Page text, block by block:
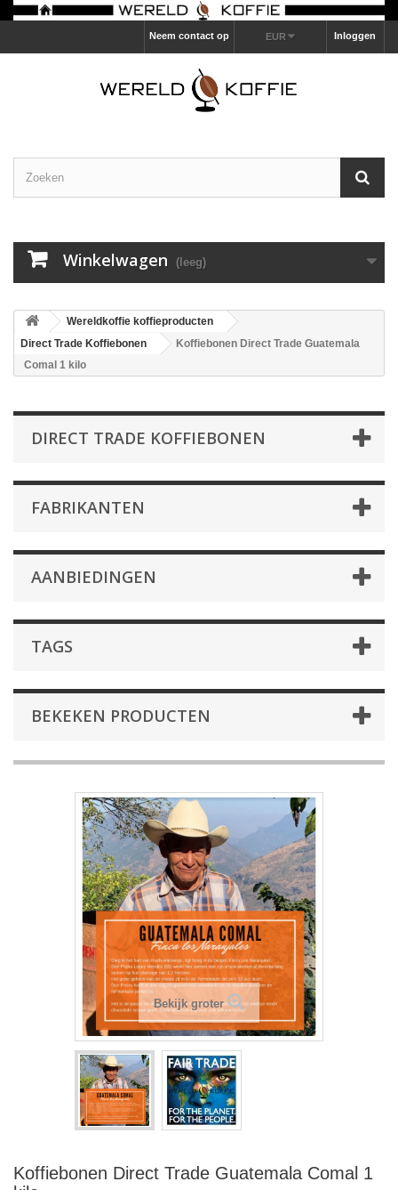
Inloggen
EUR
Neem contact op
Winkelwagen (leeg)
Wereldkoffie koffieproducten
Direct Trade Koffiebonen
Koffiebonen Direct Trade Guatemala
Comal 1 kilo
DIRECT TRADE KOFFIEBONEN
FABRIKANTEN
AANBIEDINGEN
TAGS
BEKEKEN PRODUCTEN
Bekijk groter
Koffiebonen Direct Trade Guatemala Comal 1